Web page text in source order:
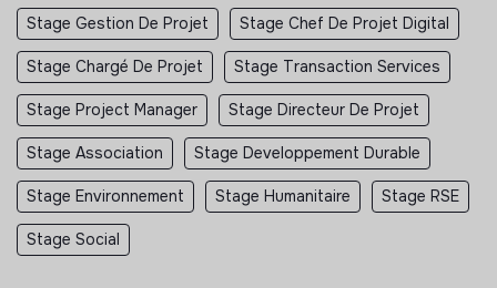
Stage Gestion De Projet Stage Chef De Projet Digital
Stage Chargé De Projet Stage Transaction Services
Stage Project Manager Stage Directeur De Projet
Stage Association Stage Developpement Durable
Stage Environnement Stage Humanitaire Stage RSE
Stage Social